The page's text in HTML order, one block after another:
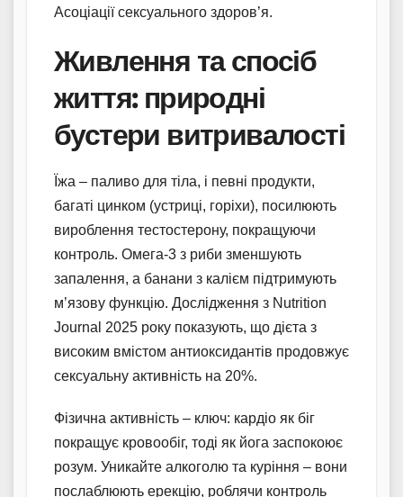
Асоціації сексуального здоров’я.
Живлення та спосіб
життя: природні
бустери витривалості
Їжа – паливо для тіла, і певні продукти,
багаті цинком (устриці, горіхи), посилюють
вироблення тестостерону, покращуючи
контроль. Омега-3 з риби зменшують
запалення, а банани з калієм підтримують
м’язову функцію. Дослідження з Nutrition
Journal 2025 року показують, що дієта з
високим вмістом антиоксидантів продовжує
сексуальну активність на 20%.
Фізична активність – ключ: кардіо як біг
покращує кровообіг, тоді як йога заспокоює
розум. Уникайте алкоголю та куріння – вони
послаблюють ерекцію, роблячи контроль